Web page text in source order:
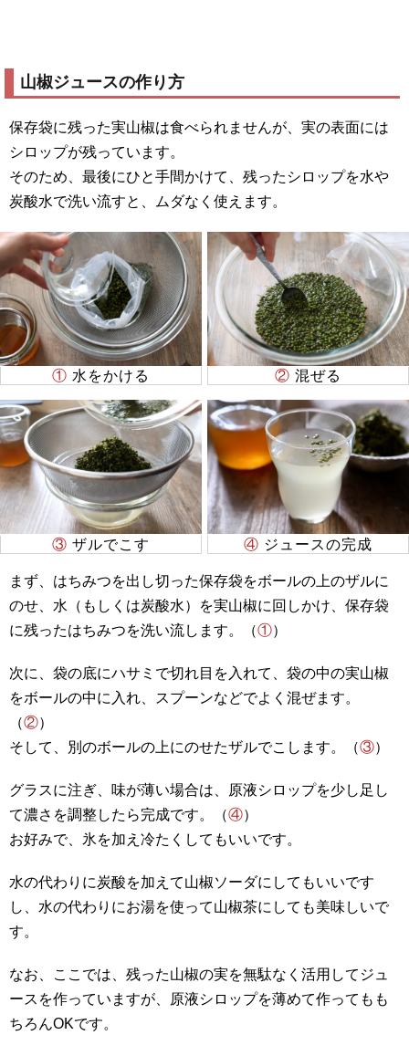
山椒ジュースの作り方
保存袋に残った実山椒は食べられませんが、実の表面には
シロップが残っています。
そのため、最後にひと手間かけて、残ったシロップを水や
炭酸水で洗い流すと、ムダなく使えます。
① 水をかける ② 混ぜる
③ ザルでこす ④ ジュースの完成
まず、はちみつを出し切った保存袋をボールの上のザルに
のせ、水（もしくは炭酸水）を実山椒に回しかけ、保存袋
に残ったはちみつを洗い流します。（①）
次に、袋の底にハサミで切れ目を入れて、袋の中の実山椒
をボールの中に入れ、スプーンなどでよく混ぜます。
（②）
そして、別のボールの上にのせたザルでこします。（③）
グラスに注ぎ、味が薄い場合は、原液シロップを少し足し
て濃さを調整したら完成です。（④）
お好みで、氷を加え冷たくしてもいいです。
水の代わりに炭酸を加えて山椒ソーダにしてもいいです
し、水の代わりにお湯を使って山椒茶にしても美味しいで
す。
なお、ここでは、残った山椒の実を無駄なく活用してジュ
ースを作っていますが、原液シロップを薄めて作ってもも
ちろんOKです。